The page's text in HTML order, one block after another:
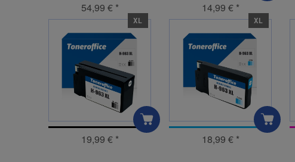
54,99 € * 14,99 € *
XL
19,99 € *
XL
18,99 € *